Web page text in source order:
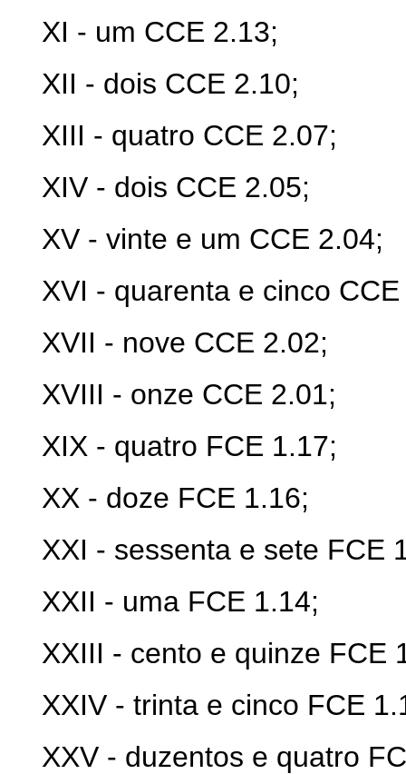
XI - um CCE 2.13;
XII - dois CCE 2.10;
XIII - quatro CCE 2.07;
XIV - dois CCE 2.05;
XV - vinte e um CCE 2.04;
XVI - quarenta e cinco
XVII - nove CCE 2.02;
XVIII - onze CCE 2.01;
XIX - quatro FCE 1.17;
XX - doze FCE 1.16;
XXI - sessenta e sete FCE
XXII - uma FCE 1.14;
XXIII - cento e quinze FCE
XXIV- trinta e cinco FCE
XXV- duzentos e quatro